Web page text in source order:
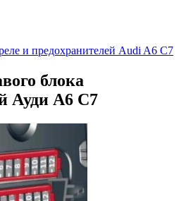
и предохранителей Audi A6 C7
блока
Ауди А6 С7